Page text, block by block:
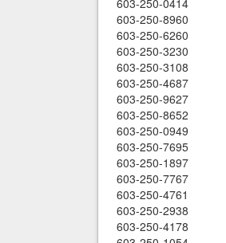
603-250-0414
603-250-8960
603-250-6260
603-250-3230
603-250-3108
603-250-4687
603-250-9627
603-250-8652
603-250-0949
603-250-7695
603-250-1897
603-250-7767
603-250-4761
603-250-2938
603-250-4178